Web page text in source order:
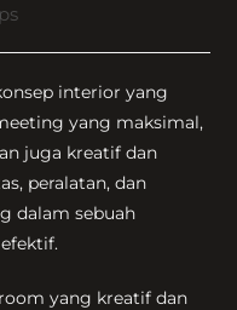
interior yang
yang maksimal,
juga kreatif dan
peralatan, dan
dalam sebuah
yang kreatif dan